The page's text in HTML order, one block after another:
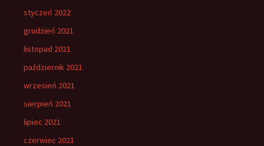
styczeń 2022
grudzień 2021
listopad 2021
październik 2021
wrzesień 2021
sierpień 2021
lipiec 2021
czerwiec 2021